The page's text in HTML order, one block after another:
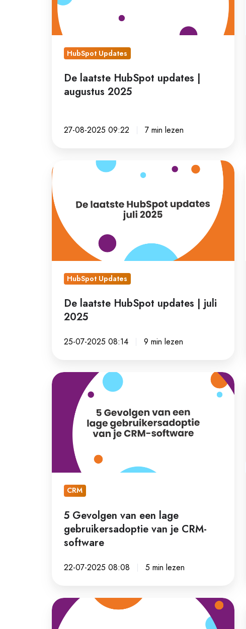
augustus
2025
HubSpot Updates
De laatste HubSpot updates |
augustus 2025
27-08-2025 09:22 7 min lezen
De
laatste
HubSpot
updates
HubSpot Updates
De laatste HubSpot updates | juli
2025
25-07-2025 08:14 9 min lezen
5
Gevolgen
gebruikersadoptie
CRM-CRM
5 Gevolgen van een lage
gebruikersadoptie van je CRM-
software
22-07-2025 08:08 5 min lezen
In